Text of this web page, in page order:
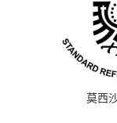
莫西